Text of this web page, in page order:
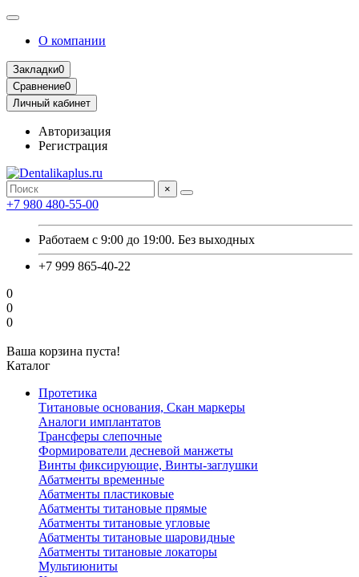
О компании
Закладки0
Сравнение0
Личный кабинет
Авторизация
Регистрация
×
+7 980 480-55-00
Работаем с 9:00 до 19:00. Без выходных
+7 999 865-40-22
0
0
0
Ваша корзина пуста!
Каталог
Протетика
Титановые основания, Скан маркеры
Аналоги имплантатов
Трансферы слепочные
Формирователи десневой манжеты
Винты фиксирующие, Винты-заглушки
Абатменты временные
Абатменты пластиковые
Абатменты титановые прямые
Абатменты титановые угловые
Абатменты титановые шаровидные
Абатменты титановые локаторы
Мультиюниты